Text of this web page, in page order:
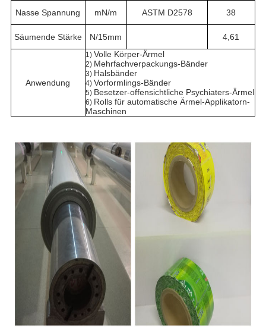
Nasse Spannung mN/m ASTM D2578 38
Säumende Stärke N/15mm 4,61
Anwendung
1) Volle Körper-Ärmel
2) Mehrfachverpackungs-Bänder
3) Halsbänder
4) Vorformlings-Bänder
5) Besetzer-offensichtliche Psychiaters-Ärmel
6) Rolls für automatische Ärmel-Applikatorn-
Maschinen